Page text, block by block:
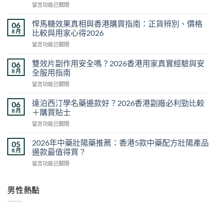
在
藥
壯
陽
藥
薦
2026：
香
港
款
熱
男
保
健
品
對
比〉
留言功能已關閉
06
8 月
悍馬糖效果真相與香港購買指南：正貨辨別、價格
比較與用家心得2026
在
馬
糖
效
果
相
與
香
港
買
指
正
別、
留言功能已關閉
06
8 月
雙效片副作用安全嗎？2026香港用家真實經驗與安
全服用指南
在
效
片
副
作
安
全
嗎？
2026
用
留言功能已關閉
06
8 月
達泊西汀學名藥邊款好？2026香港副廠必利勁比較
＋購買貼士
在
泊
西
汀
學
邊
留言功能已關閉
05
8 月
2026年中藥壯陽藥推薦：香港5款中藥配方壯陽產品
邊款最值得買？
在
中
藥
留言功能已關閉
男性熱點